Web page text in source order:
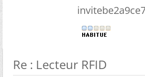
Re : Lecteur RFID